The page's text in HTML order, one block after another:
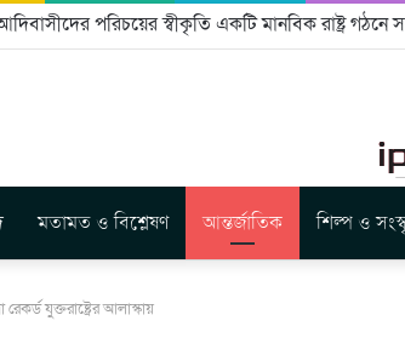
পরিচয়ের স্বীকৃতি একটি মানবিক রাষ্ট্র
মতামত ও বিশ্লেষণ আন্তর্জাতিক শিল্প ও
রেকর্ড যুক্তরাষ্ট্রের আলাস্কায়